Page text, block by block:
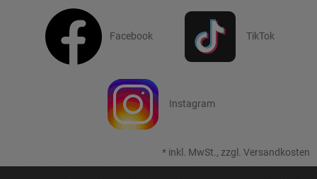
Facebook TikTok
Instagram
* inkl. MwSt., zzgl. Versandkosten